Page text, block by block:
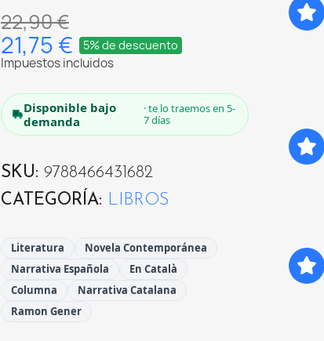
22,90 €
21,75 € 5% de descuento
Impuestos incluidos
Disponible bajo
demanda
· te lo traemos en 5-
7 días
SKU
9788466431682
CATEGORÍA
LIBROS
Literatura
Novela Contemporánea
Narrativa Española
En Català
Columna
Narrativa Catalana
Ramon Gener